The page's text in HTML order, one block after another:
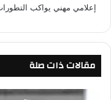
إعلامي مهني يواكب
مقالات ذات صلة